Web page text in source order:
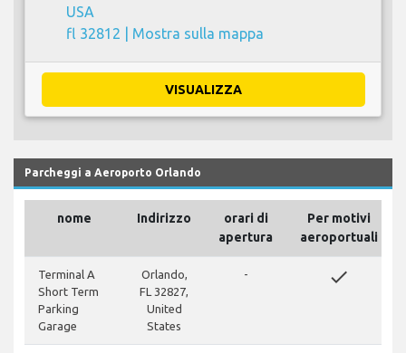
USA
fl 32812 | Mostra sulla mappa
VISUALIZZA
Parcheggi a Aeroporto Orlando
nome Indirizzo
orari di
apertura
Per motivi
aeroportuali
Terminal A
Short Term
Parking
Garage
Orlando,
FL 32827,
United
States
- done